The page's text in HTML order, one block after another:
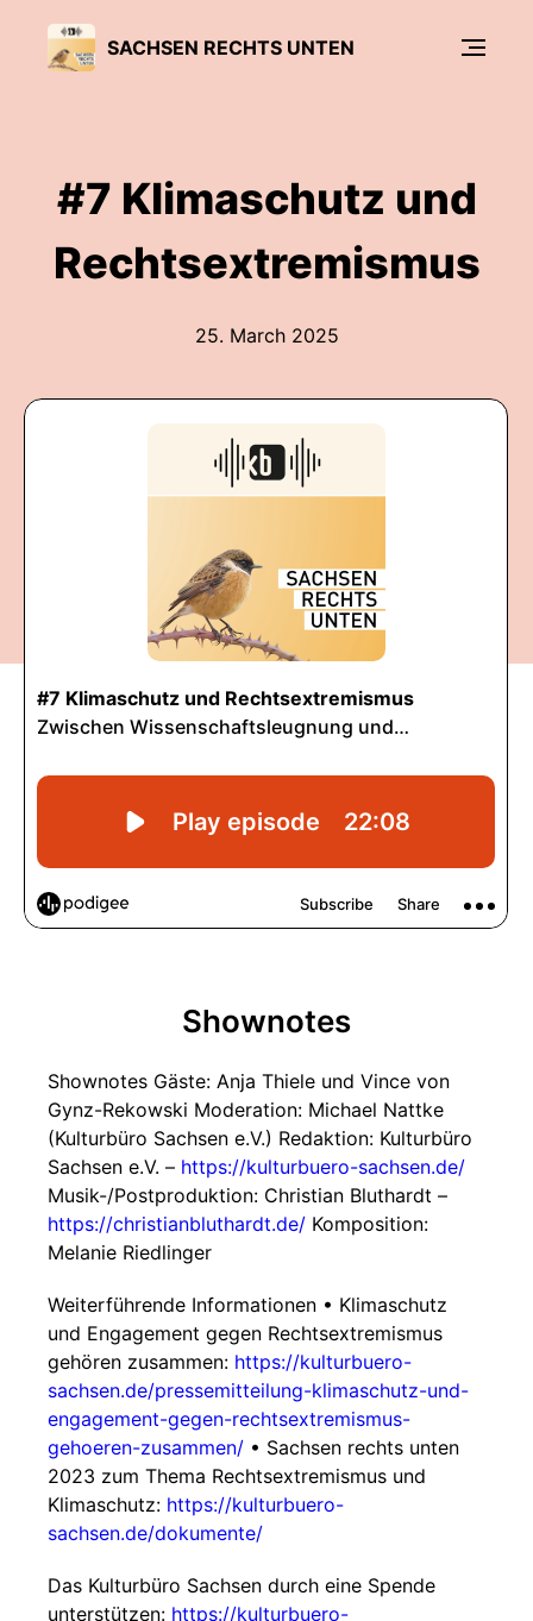
SACHSEN RECHTS UNTEN
#7 Klimaschutz und
Rechtsextremismus
25. March 2025
Shownotes
Shownotes Gäste: Anja Thiele und Vince von
Gynz-Rekowski Moderation: Michael Nattke
(Kulturbüro Sachsen e.V.) Redaktion: Kulturbüro
Sachsen e.V. – https://kulturbuero-sachsen.de/
Musik-/Postproduktion: Christian Bluthardt –
https://christianbluthardt.de/ Komposition:
Melanie Riedlinger
Weiterführende Informationen • Klimaschutz
und Engagement gegen Rechtsextremismus
gehören zusammen: https://kulturbuero-
sachsen.de/pressemitteilung-klimaschutz-und-
engagement-gegen-rechtsextremismus-
gehoeren-zusammen/ • Sachsen rechts unten
2023 zum Thema Rechtsextremismus und
Klimaschutz: https://kulturbuero-
sachsen.de/dokumente/
Das Kulturbüro Sachsen durch eine Spende
unterstützen: https://kulturbuero-